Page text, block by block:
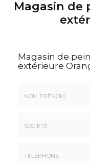
Magasin de
Magasin de
extérieure